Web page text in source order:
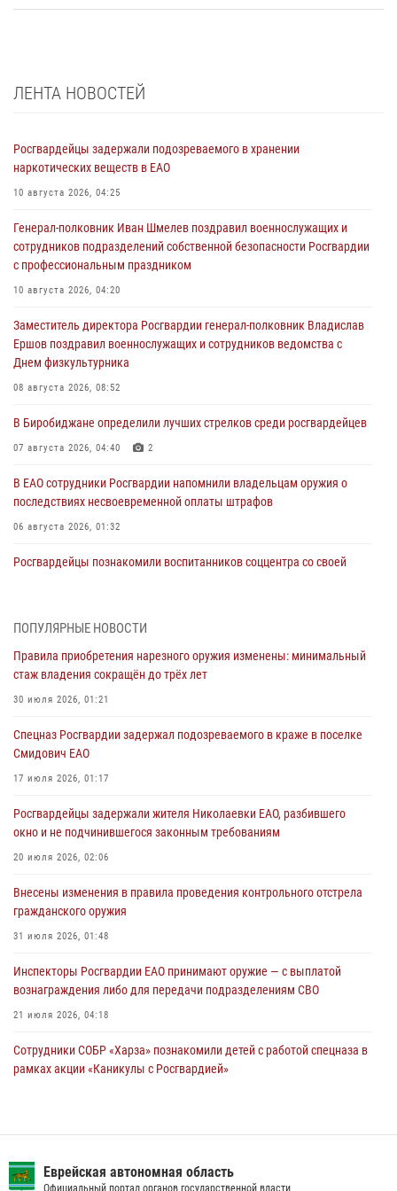
ЛЕНТА НОВОСТЕЙ
Росгвардейцы задержали подозреваемого в хранении
наркотических веществ в ЕАО
10 августа 2026, 04:25
Генерал-полковник Иван Шмелев поздравил военнослужащих и
сотрудников подразделений собственной безопасности Росгвардии
с профессиональным праздником
10 августа 2026, 04:20
Заместитель директора Росгвардии генерал-полковник Владислав
Ершов поздравил военнослужащих и сотрудников ведомства с
Днем физкультурника
08 августа 2026, 08:52
В Биробиджане определили лучших стрелков среди росгвардейцев
07 августа 2026, 04:40 2
В ЕАО сотрудники Росгвардии напомнили владельцам оружия о
последствиях несвоевременной оплаты штрафов
06 августа 2026, 01:32
Росгвардейцы познакомили воспитанников соццентра со своей
04 августа 2026, 06:23
Сотрудники Росгвардии напомнили жителям Еврейской автономии
03 августа 2026, 05:59
Директор Росгвардии Герой России генерал армии Виктор Золотов
праздником
01 августа 2026, 10:23
Российской Федерации
01 августа 2026, 10:21
ПОПУЛЯРНЫЕ НОВОСТИ
Правила приобретения нарезного оружия изменены: минимальный
стаж владения сокращён до трёх лет
30 июля 2026, 01:21
Спецназ Росгвардии задержал подозреваемого в краже в поселке
Смидович ЕАО
17 июля 2026, 01:17
Росгвардейцы задержали жителя Николаевки ЕАО, разбившего
окно и не подчинившегося законным требованиям
20 июля 2026, 02:06
Внесены изменения в правила проведения контрольного отстрела
гражданского оружия
31 июля 2026, 01:48
Инспекторы Росгвардии ЕАО принимают оружие — с выплатой
вознаграждения либо для передачи подразделениям СВО
21 июля 2026, 04:18
Сотрудники СОБР «Харза» познакомили детей с работой спецназа в
рамках акции «Каникулы с Росгвардией»
15 июля 2026, 07:12 1
Еврейская автономная область
Официальный портал органов государственной власти